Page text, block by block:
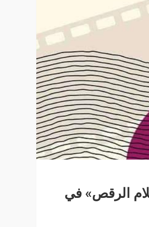
لأفلام الرقص» في